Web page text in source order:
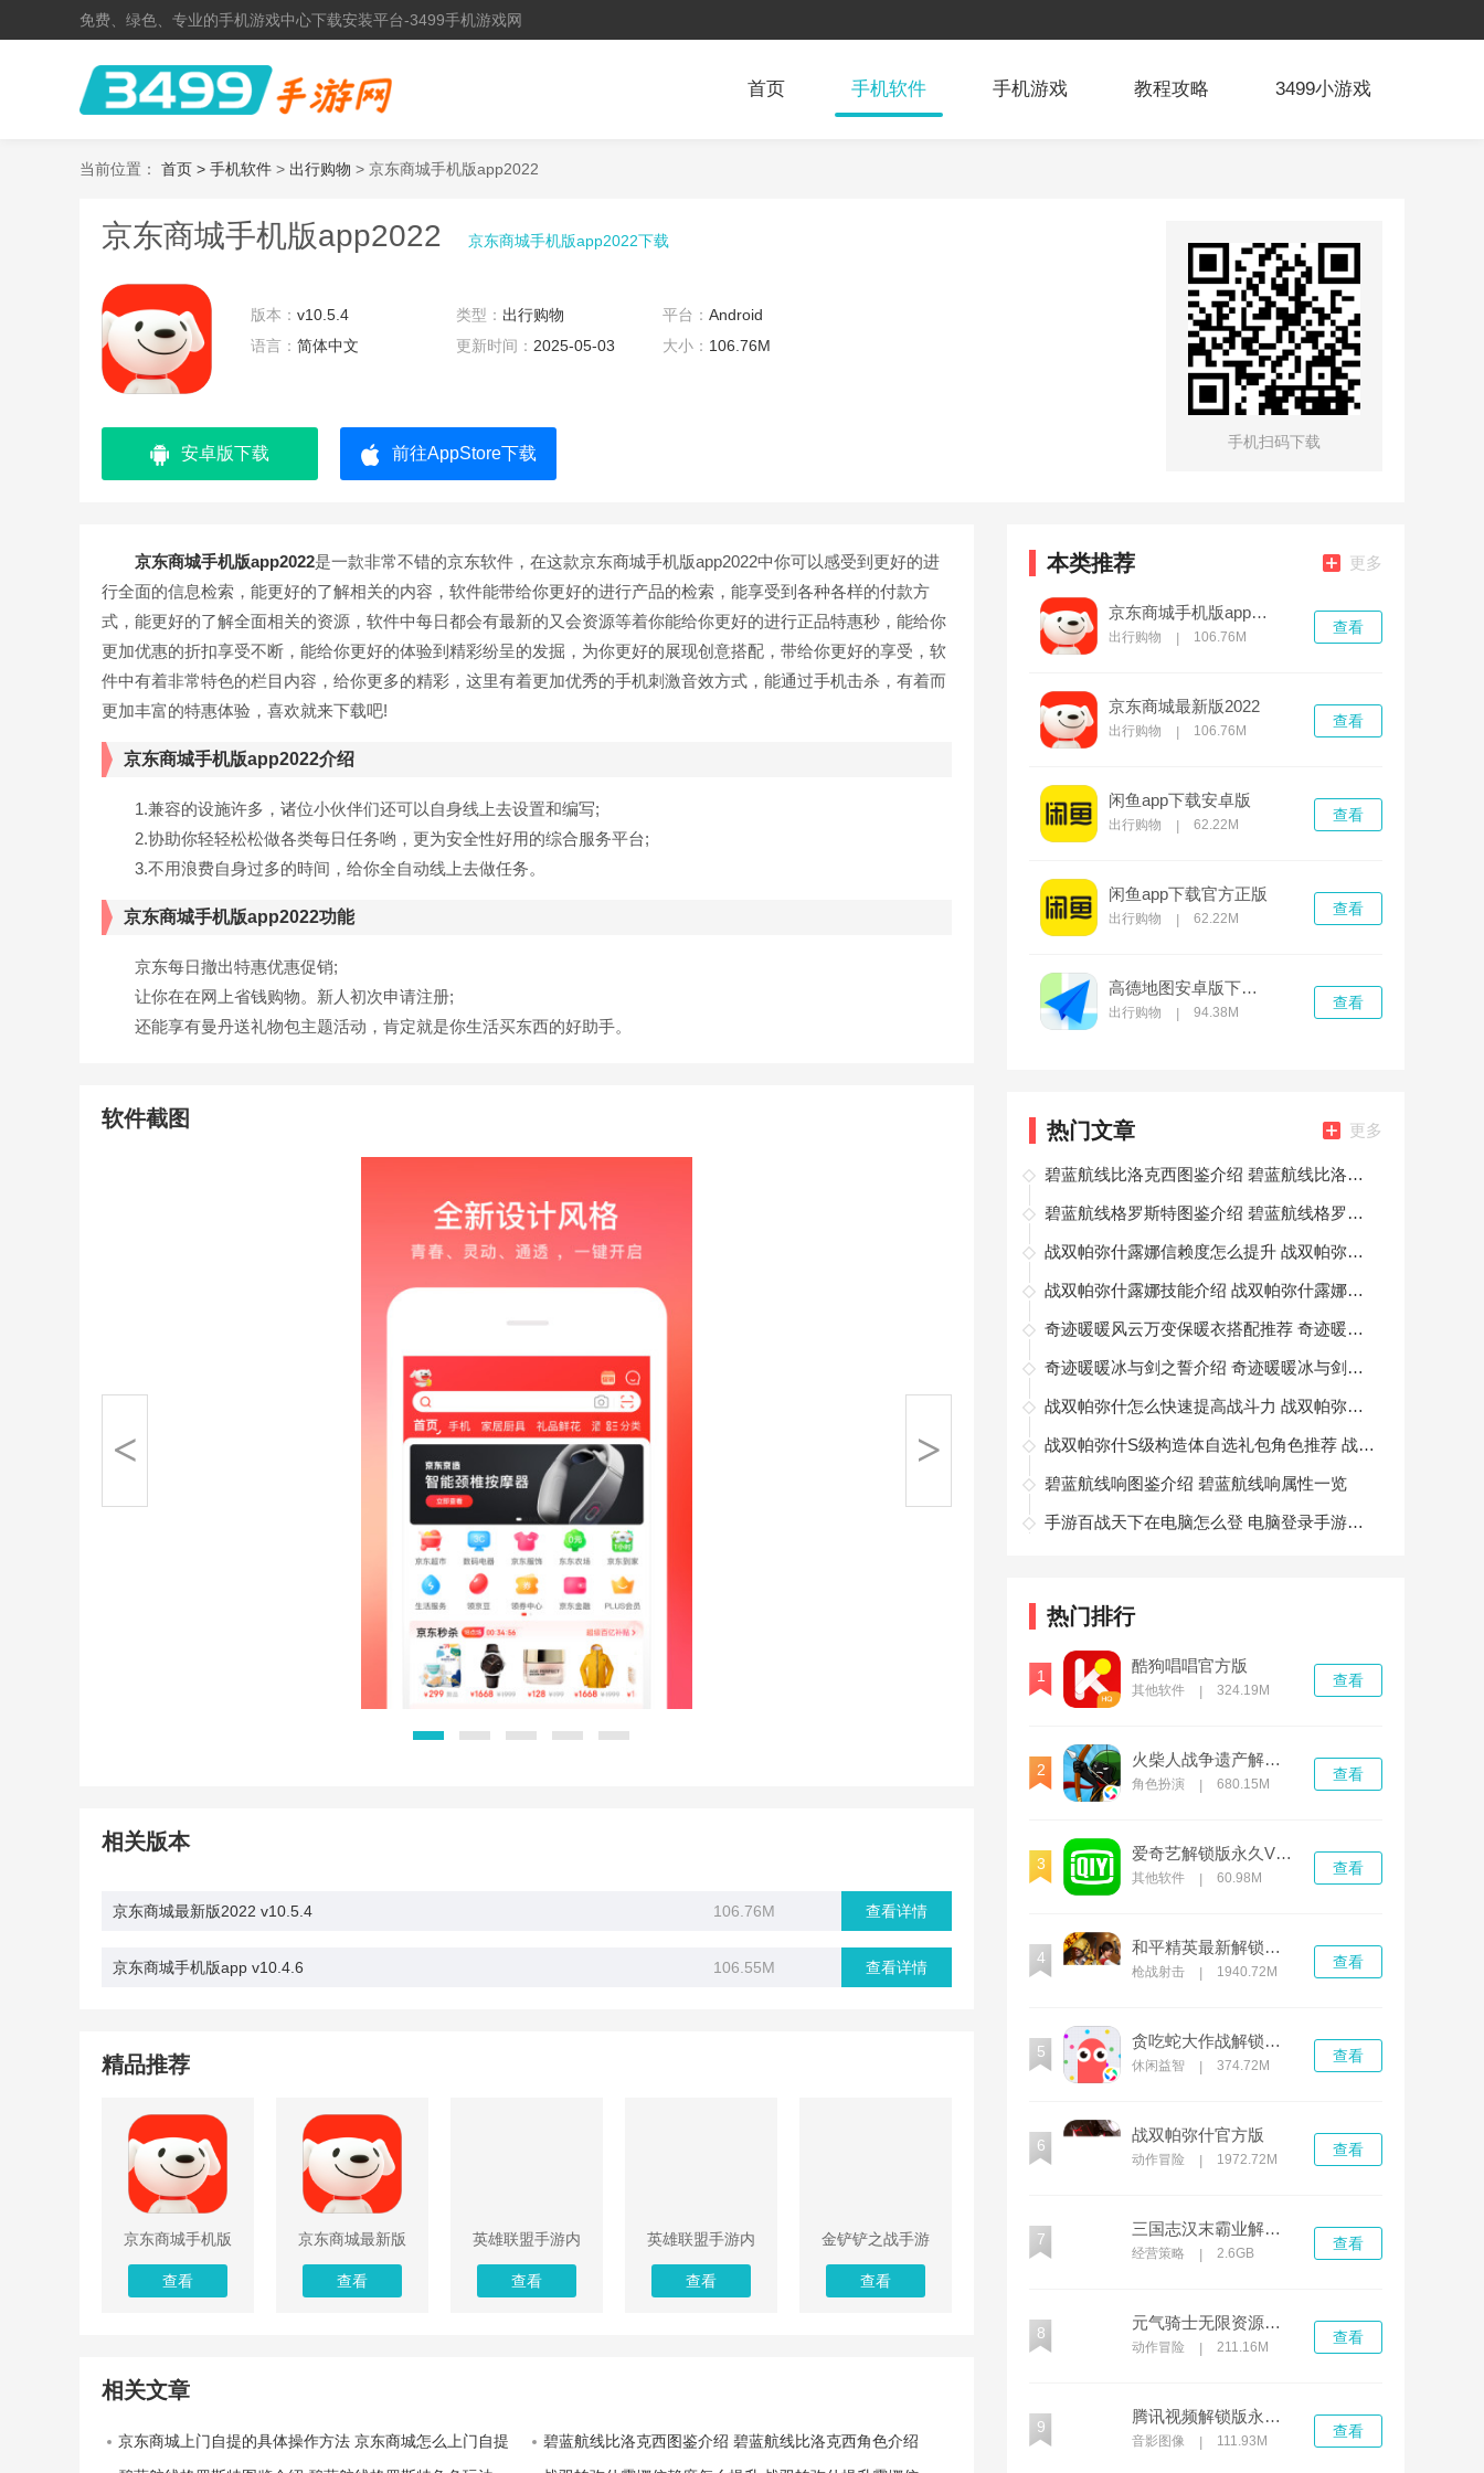
免费、绿色、专业的手机游戏中心下载安装平台-3499手机游戏网
首页 手机软件 手机游戏 教程攻略 3499小游戏
当前位置： 首页 > 手机软件 > 出行购物 > 京东商城手机版app2022
京东商城手机版app2022 京东商城手机版app2022下载
版本： v10.5.4 类型： 出行购物 平台： Android
语言： 简体中文 更新时间： 2025-05-03 大小： 106.76M
安卓版下载 前往AppStore下载
手机扫码下载
京东商城手机版app2022是一款非常不错的京东软件，在这款京东商城手机版app2022中你可以感受到更好的进
行全面的信息检索，能更好的了解相关的内容，软件能带给你更好的进行产品的检索，能享受到各种各样的付款方
式，能更好的了解全面相关的资源，软件中每日都会有最新的又会资源等着你能给你更好的进行正品特惠秒，能给你
更加优惠的折扣享受不断，能给你更好的体验到精彩纷呈的发掘，为你更好的展现创意搭配，带给你更好的享受，软
件中有着非常特色的栏目内容，给你更多的精彩，这里有着更加优秀的手机刺激音效方式，能通过手机击杀，有着而
更加丰富的特惠体验，喜欢就来下载吧!
京东商城手机版app2022介绍
1.兼容的设施许多，诸位小伙伴们还可以自身线上去设置和编写;
2.协助你轻轻松松做各类每日任务哟，更为安全性好用的综合服务平台;
3.不用浪费自身过多的時间，给你全自动线上去做任务。
京东商城手机版app2022功能
京东每日撤出特惠优惠促销;
让你在在网上省钱购物。新人初次申请注册;
还能享有曼丹送礼物包主题活动，肯定就是你生活买东西的好助手。
软件截图
< >
相关版本
京东商城最新版2022 v10.5.4 106.76M 查看详情
京东商城手机版app v10.4.6 106.55M 查看详情
精品推荐
京东商城手机版
app2022
查看
京东商城最新版
2022
查看
英雄联盟手游内
购解锁版下载无
限点券
查看
英雄联盟手游内
购解锁版最新版
查看
金铲铲之战手游
正版手游官方下
载
查看
相关文章
京东商城上门自提的具体操作方法 京东商城怎么上门自提
碧蓝航线比洛克西图鉴介绍 碧蓝航线比洛克西角色介绍
本类推荐 更多
京东商城手机版app2022
出行购物 106.76M
查看
京东商城最新版2022
出行购物 106.76M
查看
闲鱼app下载安卓版
出行购物 62.22M
查看
闲鱼app下载官方正版
出行购物 62.22M
查看
高德地图安卓版下载最新版2022导航
出行购物 94.38M
查看
热门文章 更多
碧蓝航线比洛克西图鉴介绍 碧蓝航线比洛克西角色介绍
碧蓝航线格罗斯特图鉴介绍 碧蓝航线格罗斯特角色玩法
战双帕弥什露娜信赖度怎么提升 战双帕弥什提升露娜信赖度的具体操作方法
战双帕弥什露娜技能介绍 战双帕弥什露娜玩法
奇迹暖暖风云万变保暖衣搭配推荐 奇迹暖暖保暖的衣服推荐
奇迹暖暖冰与剑之誓介绍 奇迹暖暖冰与剑之誓套装怎么样
战双帕弥什怎么快速提高战斗力 战双帕弥什快速提升战力的玩法
战双帕弥什S级构造体自选礼包角色推荐 战双帕弥什S级角色推荐
碧蓝航线响图鉴介绍 碧蓝航线响属性一览
手游百战天下在电脑怎么登 电脑登录手游百战天下的方法教程
热门排行
1
酷狗唱唱官方版
其他软件 324.19M
查看
2
火柴人战争遗产解锁版
角色扮演 680.15M
查看
3
爱奇艺解锁版永久VIP下载
其他软件 60.98M
查看
4
和平精英最新解锁版无限点券
枪战射击 1940.72M
查看
5
贪吃蛇大作战解锁版无限钻石无限金币
休闲益智 374.72M
查看
6
战双帕弥什官方版
动作冒险 1972.72M
查看
7
三国志汉末霸业解锁版下载
经营策略 2.6GB
查看
8
元气骑士无限资源解锁版
动作冒险 211.16M
查看
9
腾讯视频解锁版永久免费安卓2022
音影图像 111.93M
查看